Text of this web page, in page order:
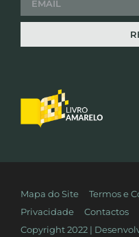
Mapa do Site Termos e
Privacidade
Contactos
Copyright 2022 |